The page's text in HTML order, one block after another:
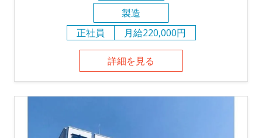
製造
正社員
月給220,000円
詳細を見る